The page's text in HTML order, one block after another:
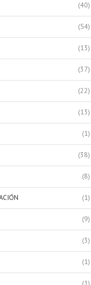
(40)
(54)
(13)
(37)
(22)
(13)
(1)
(38)
(8)
(1)
(9)
(3)
(1)
(1)